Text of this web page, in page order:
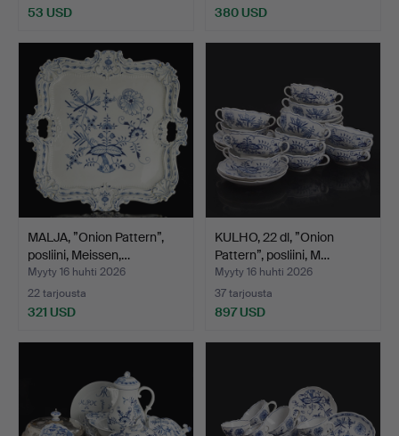
53 USD 380 USD
MALJA, ”Onion Pattern”,
posliini, Meissen,…
Myyty 16 huhti 2026
22 tarjousta
321 USD
KULHO, 22 dl, ”Onion
Pattern”, posliini, M…
Myyty 16 huhti 2026
37 tarjousta
897 USD